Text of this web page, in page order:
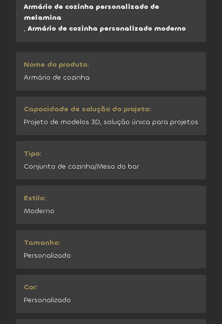
Armário de cozinha personalizado de
melamina
, Armário de cozinha personalizado moderno
Nome do produto:
Armário de cozinha
Capacidade de solução do projeto:
Projeto de modelos 3D, solução única para projetos
Tipo:
Conjunto de cozinha/Mesa do bar
Estilo:
Moderno
Tamanho:
Personalizado
Cor:
Personalizado